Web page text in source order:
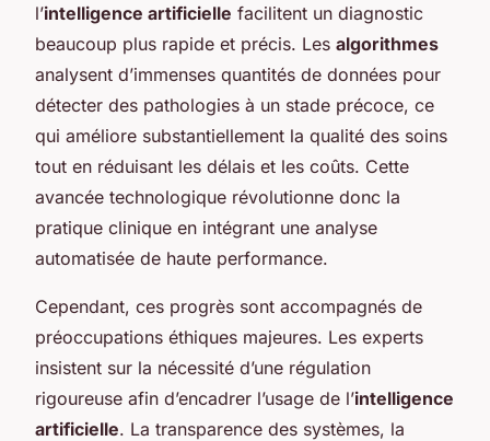
l’intelligence artificielle facilitent un diagnostic
beaucoup plus rapide et précis. Les algorithmes
analysent d’immenses quantités de données pour
détecter des pathologies à un stade précoce, ce
qui améliore substantiellement la qualité des soins
tout en réduisant les délais et les coûts. Cette
avancée technologique révolutionne donc la
pratique clinique en intégrant une analyse
automatisée de haute performance.
Cependant, ces progrès sont accompagnés de
préoccupations éthiques majeures. Les experts
insistent sur la nécessité d’une régulation
rigoureuse afin d’encadrer l’usage de l’intelligence
artificielle. La transparence des systèmes, la